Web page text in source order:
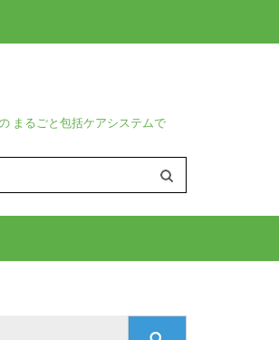
まるごと包括ケアシステムで